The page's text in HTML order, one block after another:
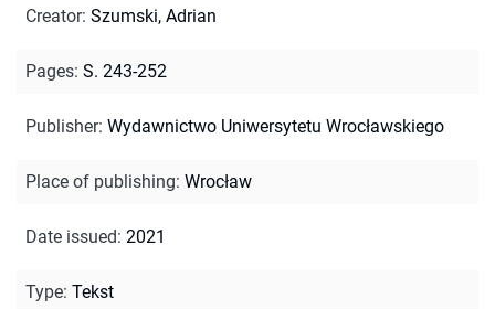
Creator: Szumski, Adrian
Pages: S. 243-252
Publisher: Wydawnictwo Uniwersytetu Wrocławskiego
Place of publishing: Wrocław
Date issued: 2021
Type: Tekst